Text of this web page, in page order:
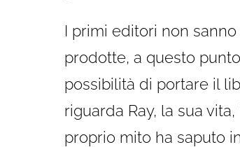
I primi editori non
prodotte, a questo
possibilità di portare il
riguarda Ray, la sua
proprio mito ha saputo